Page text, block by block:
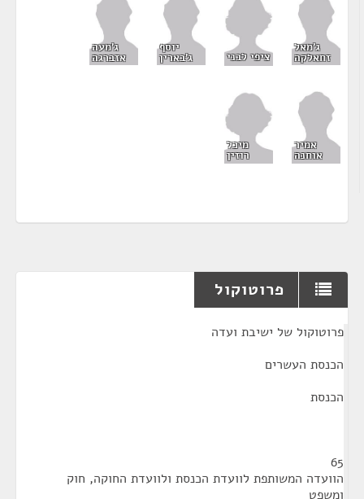
ג'מאל
זחאלקה ציפי לבני
יוסף
ג'בארין
ג'מעה
אזברגה
אמיר
אוחנה
מיכל
רוזין
פרוטוקול
פרוטוקול של ישיבת ועדה
הכנסת העשרים
הכנסת
65
הוועדה המשותפת לוועדת הכנסת ולוועדת החוקה, חוק
ומשפט